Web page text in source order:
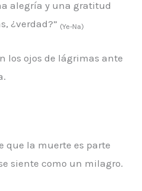
alegría y una gratitud
¿verdad?” (Ye-Na)
los ojos de lágrimas ante
que la muerte es parte
siente como un milagro.